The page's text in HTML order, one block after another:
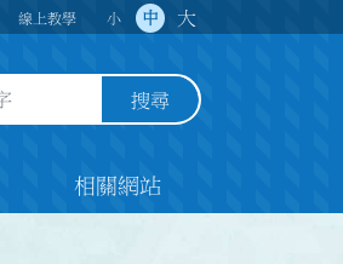
線上教學 小 中 大
搜尋
相關網站